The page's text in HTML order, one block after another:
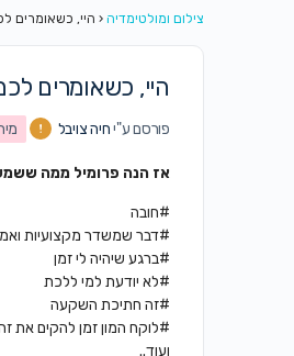
צילום ומולטימדיה ‹ היי, כשאומרים
היי, כשאומרים
פורסם ע"יחיה צויבל
אז הנה פרומיל ממה
#חובה
#דבר שמשדר מקצועיות
#ברגע שיהיה לי זמן
#לא יודעת למי ללכת
#זה חתיכת השקעה
#לוקח המון זמן להקים את
ועוד..